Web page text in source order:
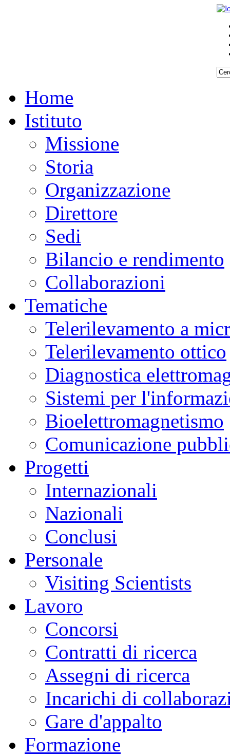
Home
Istituto
Missione
Storia
Organizzazione
Direttore
Sedi
Bilancio e rendimento
Collaborazioni
Tematiche
Telerilevamento a
Telerilevamento ottico
Diagnostica
Sistemi per
Bioelettromagnetismo
Comunicazione
Progetti
Internazionali
Nazionali
Conclusi
Personale
Visiting Scientists
Lavoro
Concorsi
Contratti di ricerca
Assegni di ricerca
Incarichi di
Gare d'appalto
Formazione